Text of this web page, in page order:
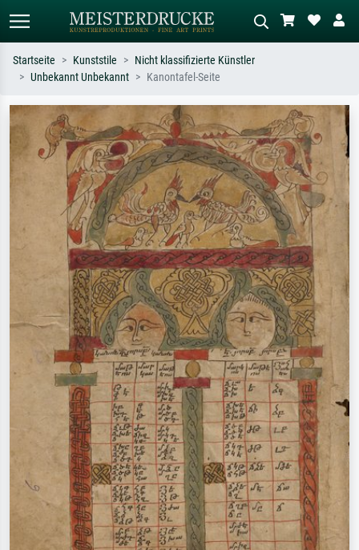
Suchen Sie nach Künstlern, Werktiteln
oder Stilen – z.B. Monet,
Sternennacht, Impressionismus, Welle
Hokusai, Akt.
Beschreiben Sie die Szene – z.B. Grüne
Wiese, Abstrakt mit viel Rot, Dunkles
Ölgemälde, Stehender Akt neben einem
Baum.
Startseite Kunststile
Nicht klassifizierte Künstler
Unbekannt Unbekannt
Kanontafel-Seite